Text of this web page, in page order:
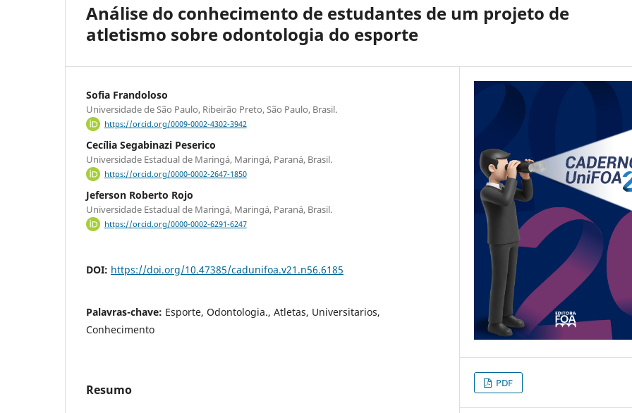
Análise do conhecimento de estudantes de um projeto de
atletismo sobre odontologia do esporte
Sofia Frandoloso
Universidade de São Paulo, Ribeirão Preto, São Paulo, Brasil.
https://orcid.org/0009-0002-4302-3942
Cecília Segabinazi Peserico
Universidade Estadual de Maringá, Maringá, Paraná, Brasil.
https://orcid.org/0000-0002-2647-1850
Jeferson Roberto Rojo
Universidade Estadual de Maringá, Maringá, Paraná, Brasil.
https://orcid.org/0000-0002-6291-6247
DOI: https://doi.org/10.47385/cadunifoa.v21.n56.6185
Palavras-chave: Esporte, Odontologia., Atletas, Universitarios,
Conhecimento
Resumo PDF